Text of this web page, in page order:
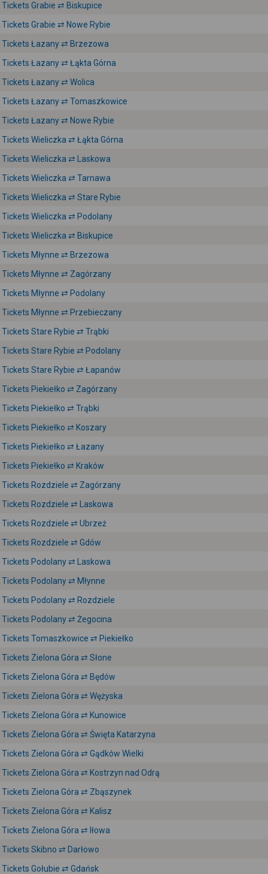
Tickets Grabie ⇄ Biskupice
Tickets Grabie ⇄ Nowe Rybie
Tickets Łazany ⇄ Brzezowa
Tickets Łazany ⇄ Łąkta Górna
Tickets Łazany ⇄ Wolica
Tickets Łazany ⇄ Tomaszkowice
Tickets Łazany ⇄ Nowe Rybie
Tickets Wieliczka ⇄ Łąkta Górna
Tickets Wieliczka ⇄ Laskowa
Tickets Wieliczka ⇄ Tarnawa
Tickets Wieliczka ⇄ Stare Rybie
Tickets Wieliczka ⇄ Podolany
Tickets Wieliczka ⇄ Biskupice
Tickets Młynne ⇄ Brzezowa
Tickets Młynne ⇄ Zagórzany
Tickets Młynne ⇄ Podolany
Tickets Młynne ⇄ Przebieczany
Tickets Stare Rybie ⇄ Trąbki
Tickets Stare Rybie ⇄ Podolany
Tickets Stare Rybie ⇄ Łapanów
Tickets Piekiełko ⇄ Zagórzany
Tickets Piekiełko ⇄ Trąbki
Tickets Piekiełko ⇄ Koszary
Tickets Piekiełko ⇄ Łazany
Tickets Piekiełko ⇄ Kraków
Tickets Rozdziele ⇄ Zagórzany
Tickets Rozdziele ⇄ Laskowa
Tickets Rozdziele ⇄ Ubrzeż
Tickets Rozdziele ⇄ Gdów
Tickets Podolany ⇄ Laskowa
Tickets Podolany ⇄ Młynne
Tickets Podolany ⇄ Rozdziele
Tickets Podolany ⇄ Żegocina
Tickets Tomaszkowice ⇄ Piekiełko
Tickets Zielona Góra ⇄ Słone
Tickets Zielona Góra ⇄ Będów
Tickets Zielona Góra ⇄ Wężyska
Tickets Zielona Góra ⇄ Kunowice
Tickets Zielona Góra ⇄ Święta Katarzyna
Tickets Zielona Góra ⇄ Gądków Wielki
Tickets Zielona Góra ⇄ Kostrzyn nad Odrą
Tickets Zielona Góra ⇄ Zbąszynek
Tickets Zielona Góra ⇄ Kalisz
Tickets Zielona Góra ⇄ Iłowa
Tickets Skibno ⇄ Darłowo
Tickets Gołubie ⇄ Gdańsk